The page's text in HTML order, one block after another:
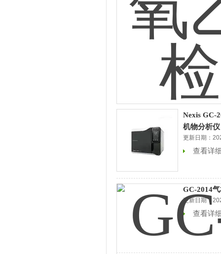
Nexis GC-
机物分析仪
更新日期：
查看详
GC-2014
更新日期：
查看详